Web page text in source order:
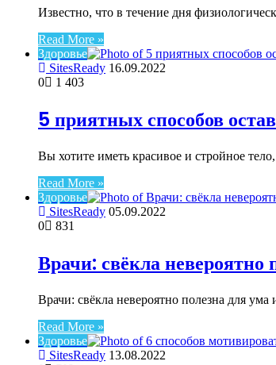
Известно, что в течение дня
Read More »
Здоровье
SitesReady 16.09.2022
0
1 403
5 приятных способов
Вы хотите иметь красивое и стройное
Read More »
Здоровье
SitesReady 05.09.2022
0
831
Врачи: свёкла невероятно
Врачи: свёкла невероятно полезна для
Read More »
Здоровье
SitesReady 13.08.2022